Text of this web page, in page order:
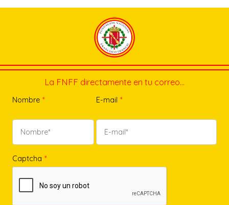
La FNFF directamente en tu correo…
Nombre * E-mail *
Captcha *